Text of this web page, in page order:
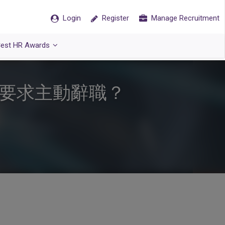
Login Register Manage Recruitment
HR Awards
求主動辭職？